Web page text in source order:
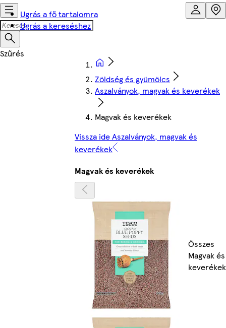
Ugrás a fő tartalomra
Ugrás a kereséshez
Zöldség és gyümölcs
Aszalványok, magvak és keverékek
Magvak és keverékek
Vissza ide Aszalványok, magvak és
keverékek
Magvak és keverékek
Összes
Magvak és
keverékek